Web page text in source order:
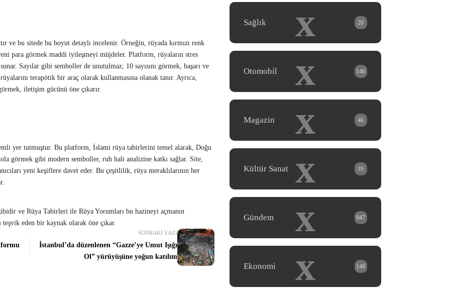
ve bu sitede bu boyut detaylı incelenir. Örneğin, rüyada kırmızı renk
para görmek maddi iyileşmeyi müjdeler. Platform, rüyaların stres
Sayılar gibi semboller de unutulmaz; 10 sayısını görmek, başarı ve
terapötik bir araç olarak kullanmasına olanak tanır. Ayrıca,
iletişim gücünü öne çıkarır.
yer tutmuştur. Bu platform, İslami rüya tabirlerini temel alarak, Doğu
kola görmek gibi modern semboller, ruh hali analizine katkı sağlar. Site,
yeni keşiflere davet eder. Bu çeşitlilik, rüya meraklılarının her
ve Rüya Tabirleri ile Rüya Yorumları bu hazineyi açmanın
teşvik eden bir kaynak olarak öne çıkar.
SONRAKI YAZI
İstanbul’da düzenlenen “Gazze’ye Umut Işığı
Ol” yürüyüşüne yoğun katılım
x
Sağlık 20
x
Otomobil 146
x
Magazin 46
x
Kültür Sanat 19
x
Gündem 947
x
Ekonomi 148